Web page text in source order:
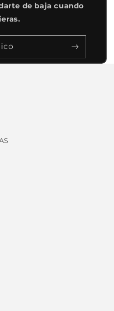
de baja cuando